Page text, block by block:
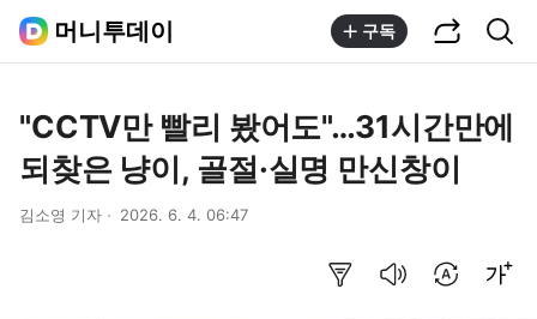
머니투데이 구독
"CCTV만 빨리 봤어도"…31시간만에
되찾은 냥이, 골절·실명 만신창이
김소영 기자 2026. 6. 4. 06:47